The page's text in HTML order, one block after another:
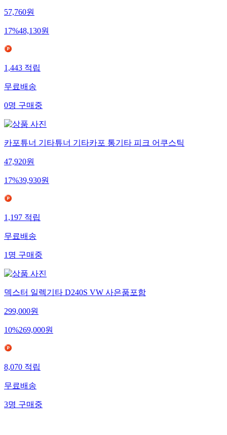
57,760원
17%48,130원
1,443적립
무료배송
0명구매중
카포튜너 기타튜너 기타카포 통기타 피크 어쿠스틱
47,920원
17%39,930원
1,197적립
무료배송
1명구매중
덱스터 일렉기타 D240S VW 사은품포함
299,000원
10%269,000원
8,070적립
무료배송
3명구매중